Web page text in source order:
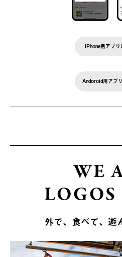
iPhone用アプリ
Andoroid用アプ
WE
外で、食べて、遊